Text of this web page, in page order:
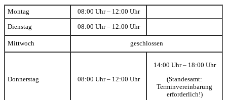
Montag 08:00 Uhr – 12:00 Uhr
Dienstag 08:00 Uhr – 12:00 Uhr
Mittwoch geschlossen
Donnerstag 08:00 Uhr – 12:00 Uhr
14:00 Uhr – 18:00 Uhr
(Standesamt:
Terminvereinbarung
erforderlich!)